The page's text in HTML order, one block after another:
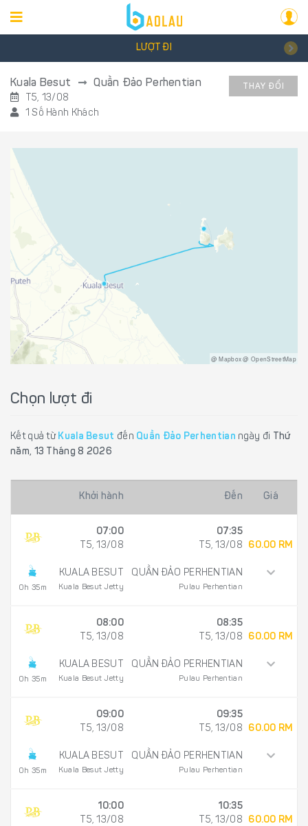
LƯỢT ĐI
Kuala Besut Quần Đảo Perhentian
T5, 13/08
1 Số Hành Khách
THAY ĐỔI
@ Mapbox @ OpenStreetMap
Chọn lượt đi
Kết quả từ Kuala Besut đến Quần Đảo Perhentian ngày đi
Thứ
năm, 13 Tháng 8 2026
Khởi hành Đến Giá
0h 35m
07:00
T5, 13/08
KUALA BESUT
Kuala Besut Jetty
07:35
T5, 13/08
QUẦN ĐẢO PERHENTIAN
Pulau Perhentian
60.00 RM
0h 35m
08:00
T5, 13/08
KUALA BESUT
Kuala Besut Jetty
08:35
T5, 13/08
QUẦN ĐẢO PERHENTIAN
Pulau Perhentian
60.00 RM
0h 35m
09:00
T5, 13/08
KUALA BESUT
Kuala Besut Jetty
09:35
T5, 13/08
QUẦN ĐẢO PERHENTIAN
Pulau Perhentian
60.00 RM
10:00
T5, 13/08
10:35
T5, 13/08
60.00 RM